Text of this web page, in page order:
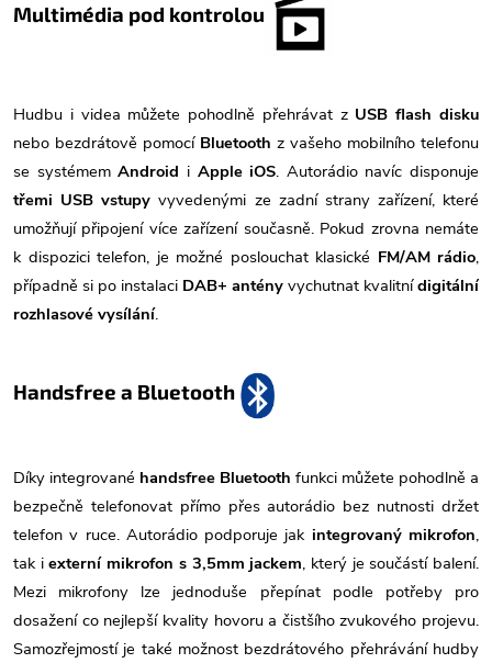
Multimédia pod kontrolou
Hudbu i videa můžete pohodlně přehrávat z USB flash disku
nebo bezdrátově pomocí Bluetooth z vašeho mobilního telefonu
se systémemAndroid i Apple iOS. Autorádio navíc disponuje
třemi USB vstupy vyvedenými ze zadní strany zařízení, které
umožňují připojení více zařízení současně. Pokud zrovna nemáte
k dispozici telefon, je možné poslouchat klasické FM/AM rádio,
případně si po instalaci DAB+ antény vychutnat kvalitnídigitální
rozhlasové vysílání.
Handsfree a Bluetooth
Díky integrované handsfree Bluetooth funkci můžete pohodlně a
bezpečně telefonovat přímo přes autorádio bez nutnosti držet
telefon v ruce. Autorádio podporuje jak integrovaný mikrofon,
tak iexterní mikrofon s 3,5mm jackem, který je součástí balení.
Mezi mikrofony lze jednoduše přepínat podle potřeby pro
dosažení co nejlepší kvality hovoru a čistšího zvukového projevu.
Samozřejmostí je také možnost bezdrátového přehrávání hudby